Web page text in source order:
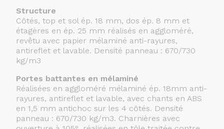
Structure
Côtés, top et sol ép. 18 mm, dos ép. 8 mm et
étagères en ép. 25 mm réalisés en aggloméré,
revêtu avec papier mélaminé anti-rayures,
antireflet et lavable. Densité panneau : 670/730
kg/m3
Portes battantes en mélaminé
Réalisées en aggloméré mélaminé ép. 18mm anti-
rayures, antireflet et lavable, avec chants en ABS
en 1,5 mm antichoc sur les 4 côtés. Densité
panneau : 670/730 kg/m3. Charnières avec